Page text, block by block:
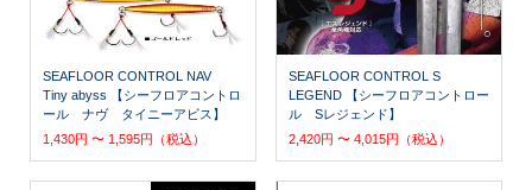
SEAFLOOR CONTROL NAV
Tiny abyss 【シーフロアコントロ
ール ナヴ タイニーアビス】
1,430円 〜 1,595円（税込）
SEAFLOOR CONTROL S
LEGEND 【シーフロアコントロー
ル Sレジェンド】
2,420円 〜 4,015円（税込）